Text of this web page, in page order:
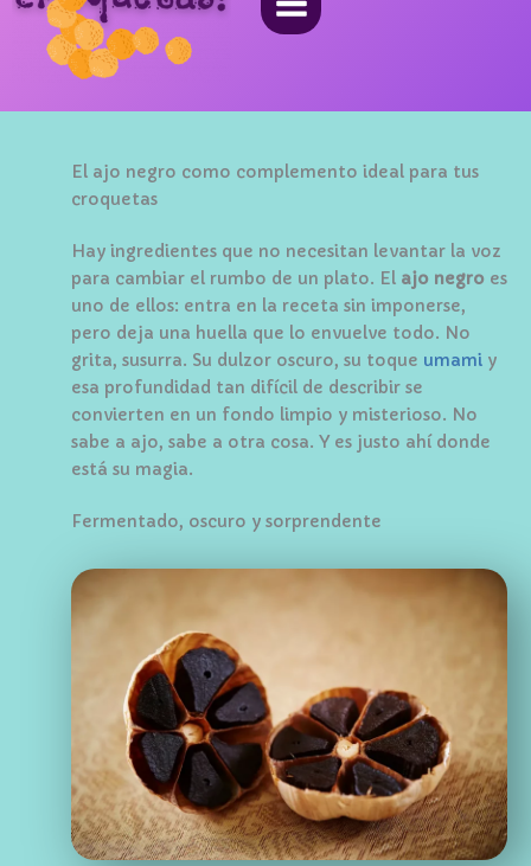
El ajo negro como complemento ideal para tus
croquetas
Hay ingredientes que no necesitan levantar la voz
para cambiar el rumbo de un plato. El ajo negro es
uno de ellos: entra en la receta sin imponerse,
pero deja una huella que lo envuelve todo. No
grita, susurra. Su dulzor oscuro, su toque umami y
esa profundidad tan difícil de describir se
convierten en un fondo limpio y misterioso. No
sabe a ajo, sabe a otra cosa. Y es justo ahí donde
está su magia.
Fermentado, oscuro y sorprendente